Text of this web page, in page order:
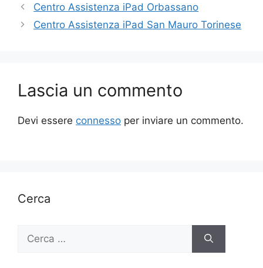
Centro Assistenza iPad Orbassano
Centro Assistenza iPad San Mauro Torinese
Lascia un commento
Devi essere connesso per inviare un commento.
Cerca
Ricerca